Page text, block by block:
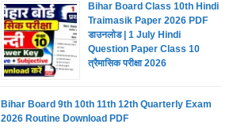
Bihar Board Class 10th Hindi
Traimasik Paper 2026 PDF
डाउनलोड | 1 July Hindi
Question Paper Class 10
त्रैमासिक परीक्षा 2026
Bihar Board 9th 10th 11th 12th Quarterly Exam
2026 Routine Download PDF